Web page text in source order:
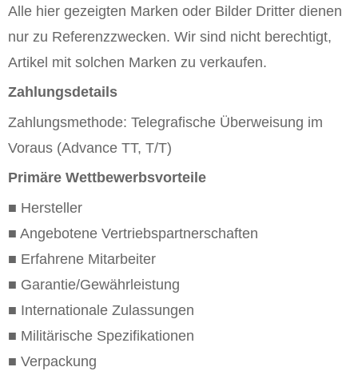
Alle hier gezeigten Marken oder Bilder Dritter dienen
nur zu Referenzzwecken. Wir sind nicht berechtigt,
Artikel mit solchen Marken zu verkaufen.
Zahlungsdetails
Zahlungsmethode: Telegrafische Überweisung im
Voraus (Advance TT, T/T)
Primäre Wettbewerbsvorteile
■ Hersteller
■ Angebotene Vertriebspartnerschaften
■ Erfahrene Mitarbeiter
■ Garantie/Gewährleistung
■ Internationale Zulassungen
■ Militärische Spezifikationen
■ Verpackung